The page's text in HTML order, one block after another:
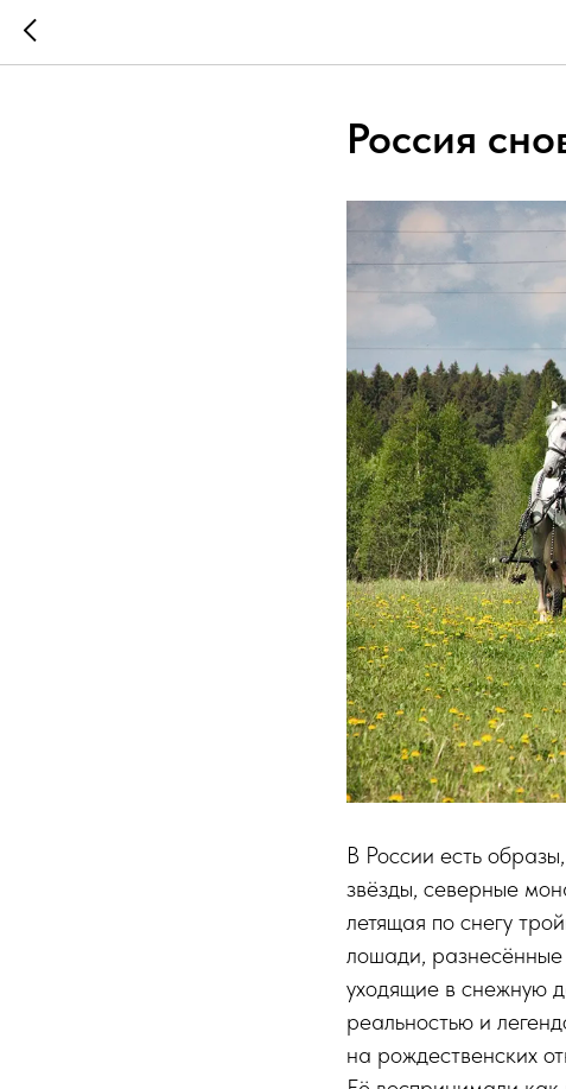
Россия
В России есть
звёзды, северные
летящая по снегу
лошади, разнесённые
уходящие в снежную
реальностью и
на рождественских